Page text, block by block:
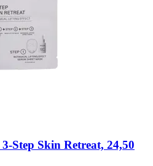
3-​Step Skin Retreat, 24,50